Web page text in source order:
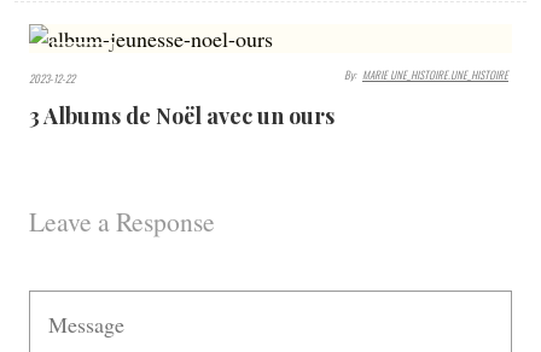
VIEWS
2023-12-22 By: MARIE UNE_HISTOIRE.UNE_HISTOIRE
3 Albums de Noël avec un ours
Leave a Response